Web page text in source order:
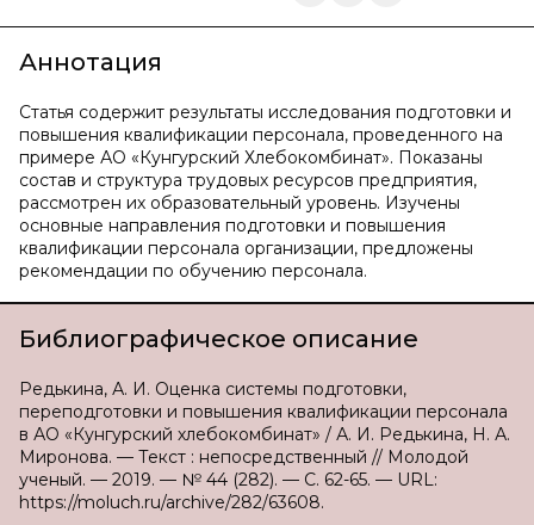
Аннотация
Статья содержит результаты исследования подготовки и
повышения квалификации персонала, проведенного на
примере АО «Кунгурский Хлебокомбинат». Показаны
состав и структура трудовых ресурсов предприятия,
рассмотрен их образовательный уровень. Изучены
основные направления подготовки и повышения
квалификации персонала организации, предложены
рекомендации по обучению персонала.
Библиографическое описание
Редькина, А. И. Оценка системы подготовки,
переподготовки и повышения квалификации персонала
в АО «Кунгурский хлебокомбинат» / А. И. Редькина, Н. А.
Миронова. — Текст : непосредственный // Молодой
ученый. — 2019. — № 44 (282). — С. 62-65. — URL:
https://moluch.ru/archive/282/63608.